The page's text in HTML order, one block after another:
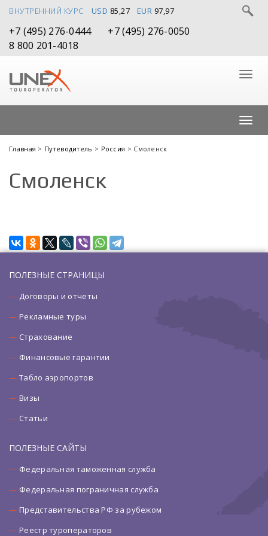
ВНУТРЕННИЙ КУРС USD 85,27 EUR 97,97
+7 (495) 276-0444
+7 (495) 276-0050
8 800 201-4018
Главная > Путеводитель > Россия > Смоленск
Смоленск
ПОЛЕЗНЫЕ СТРАНИЦЫ
Договоры и отчеты
Рекламные туры
Страхование
Финансовые гарантии
Табло аэропортов
Визы
Статьи
ПОЛЕЗНЫЕ САЙТЫ
Федеральная таможенная служба
Федеральная пограничная служба
Представительства РФ за рубежом
Реестр туроператоров